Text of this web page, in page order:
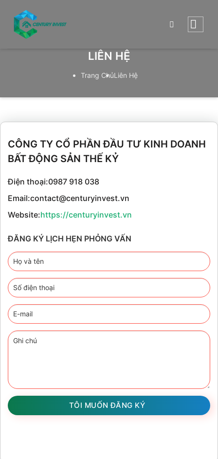
content
LIÊN HỆ
Trang ChủLiên Hệ
CÔNG TY CỔ PHẦN ĐẦU TƯ KINH DOANH
BẤT ĐỘNG SẢN THẾ KỶ
Điện thoại:0987 918 038
Email:contact@centuryinvest.vn
Website:https://centuryinvest.vn
ĐĂNG KÝ LỊCH HẸN PHỎNG VẤN